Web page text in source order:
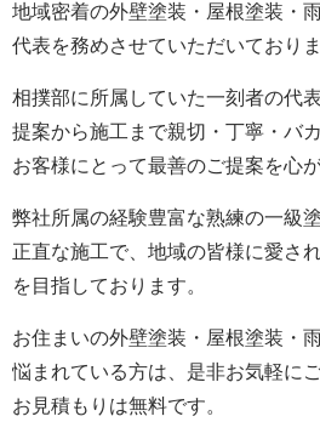
地域密着の外壁塗装・屋根塗装・
代表を務めさせていただいており
相撲部に所属していた一刻者の代
提案から施工まで親切・丁寧・バ
お客様にとって最善のご提案を心
弊社所属の経験豊富な熟練の一級
正直な施工で、地域の皆様に愛さ
を目指しております。
お住まいの外壁塗装・屋根塗装・
悩まれている方は、是非お気軽に
お見積もりは無料です。